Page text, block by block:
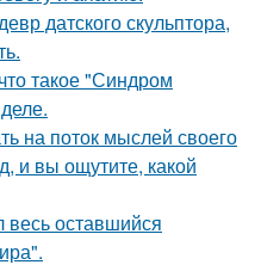
датского скульптора,
такое "Синдром
на поток мыслей своего
и вы ощутите, какой
оставшийся